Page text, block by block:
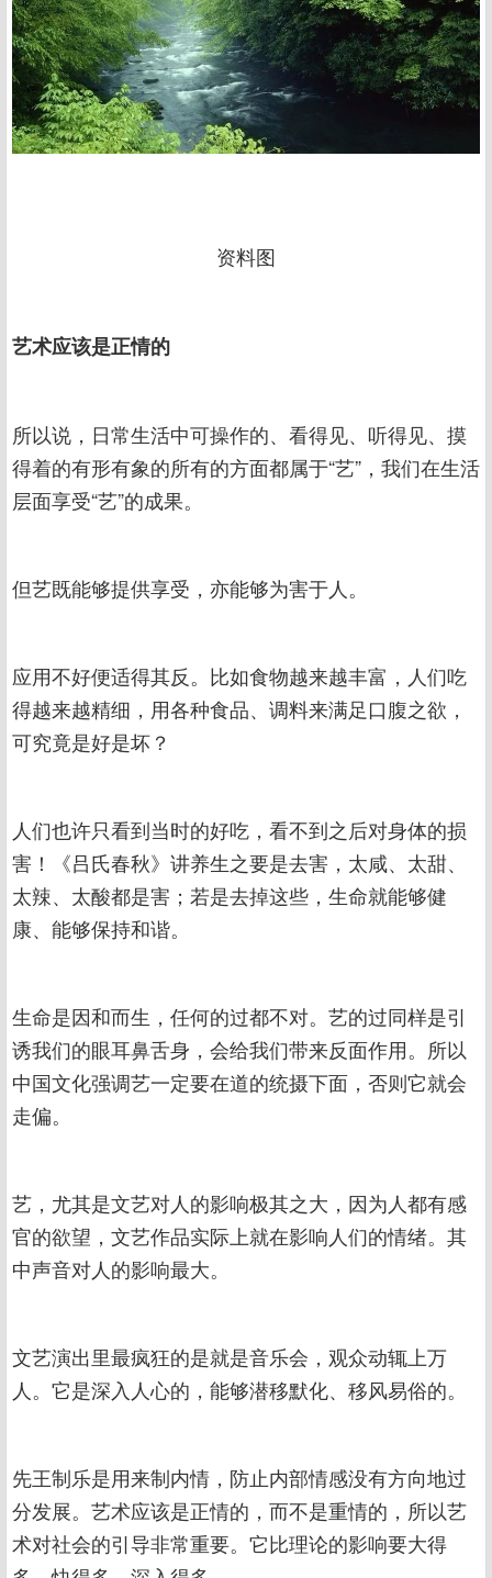
资料图
艺术应该是正情的
所以说，日常生活中可操作的、看得见、听得见、摸
得着的有形有象的所有的方面都属于“艺”，我们在生活
层面享受“艺”的成果。
但艺既能够提供享受，亦能够为害于人。
应用不好便适得其反。比如食物越来越丰富，人们吃
得越来越精细，用各种食品、调料来满足口腹之欲，
可究竟是好是坏？
人们也许只看到当时的好吃，看不到之后对身体的损
害！《吕氏春秋》讲养生之要是去害，太咸、太甜、
太辣、太酸都是害；若是去掉这些，生命就能够健
康、能够保持和谐。
生命是因和而生，任何的过都不对。艺的过同样是引
诱我们的眼耳鼻舌身，会给我们带来反面作用。所以
中国文化强调艺一定要在道的统摄下面，否则它就会
走偏。
艺，尤其是文艺对人的影响极其之大，因为人都有感
官的欲望，文艺作品实际上就在影响人们的情绪。其
中声音对人的影响最大。
文艺演出里最疯狂的是就是音乐会，观众动辄上万
人。它是深入人心的，能够潜移默化、移风易俗的。
先王制乐是用来制内情，防止内部情感没有方向地过
分发展。艺术应该是正情的，而不是重情的，所以艺
术对社会的引导非常重要。它比理论的影响要大得